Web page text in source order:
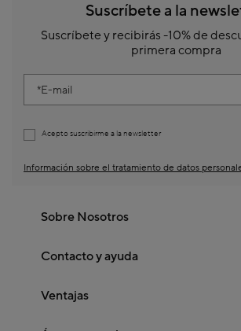
Suscríbete a la
Suscríbete y recibirás -10% de
primera compra
E-mail
Acepto suscribirme a la newsletter
Información sobre el tratamiento de datos
Sobre Nosotros
Contacto y ayuda
Ventajas